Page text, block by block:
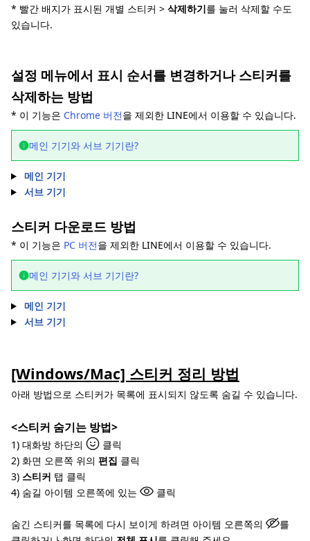
* 빨간 배지가 표시된 개별 스티커 > 삭제하기를 눌러 삭제할 수도
있습니다.
설정 메뉴에서 표시 순서를 변경하거나 스티커를
삭제하는 방법
* 이 기능은 Chrome 버전을 제외한 LINE에서 이용할 수 있습니다.
메인 기기와 서브 기기란?
메인 기기
서브 기기
스티커 다운로드 방법
* 이 기능은 PC 버전을 제외한 LINE에서 이용할 수 있습니다.
메인 기기와 서브 기기란?
메인 기기
서브 기기
[Windows/Mac] 스티커 정리 방법
아래 방법으로 스티커가 목록에 표시되지 않도록 숨길 수 있습니다.
<스티커 숨기는 방법>
1) 대화방 하단의
클릭
2) 화면 오른쪽 위의 편집 클릭
3) 스티커 탭 클릭
4) 숨길 아이템 오른쪽에 있는
클릭
숨긴 스티커를 목록에 다시 보이게 하려면 아이템 오른쪽의
를